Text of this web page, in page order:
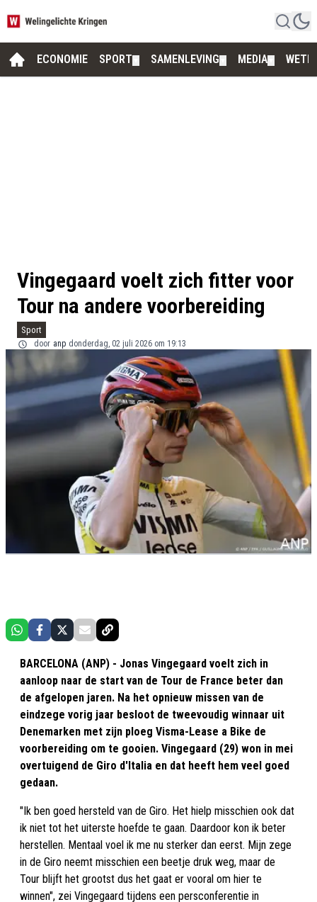
ECONOMIE SPORT SAMENLEVING MEDIA
Vingegaard voelt zich fitter voor
Tour na andere voorbereiding
Sport
door anp donderdag, 02 juli 2026 om 19:13
BARCELONA (ANP) - Jonas Vingegaard voelt zich in
aanloop naar de start van de Tour de France beter dan
de afgelopen jaren. Na het opnieuw missen van de
eindzege vorig jaar besloot de tweevoudig winnaar uit
Denemarken met zijn ploeg Visma-Lease a Bike de
voorbereiding om te gooien. Vingegaard (29) won in mei
overtuigend de Giro d'Italia en dat heeft hem veel goed
gedaan.
"Ik ben goed hersteld van de Giro. Het hielp misschien ook dat
ik niet tot het uiterste hoefde te gaan. Daardoor kon ik beter
herstellen. Mentaal voel ik me nu sterker dan eerst. Mijn zege
in de Giro neemt misschien een beetje druk weg, maar de
Tour blijft het grootst dus het gaat er vooral om hier te
winnen", zei Vingegaard tijdens een persconferentie in